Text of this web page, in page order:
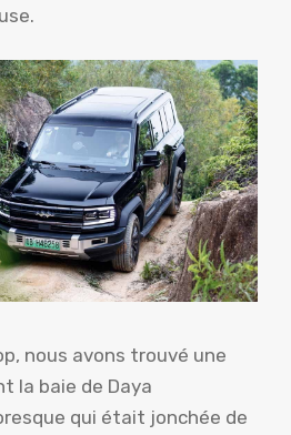
nous avons trouvé une
la baie de Daya
qui était jonchée de